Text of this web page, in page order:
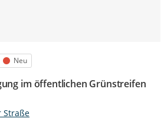
Äußerung
Status
Neu
im öffentlichen Grünstreifen
Straße